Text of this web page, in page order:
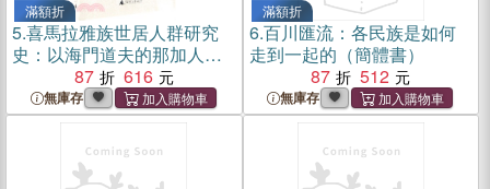
滿額折
5.喜馬拉雅族世居人群研究
史：以海門道夫的那加人、
阿帕塔尼人、夏爾巴人研究
為例（簡體書）
87 616
無庫存
滿額折
6.百川匯流：各民族是如何
走到一起的（簡體書）
87
512
無庫存